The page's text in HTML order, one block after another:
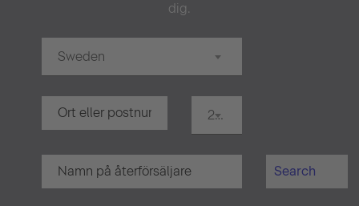
dig.
Sweden
20 km
Search